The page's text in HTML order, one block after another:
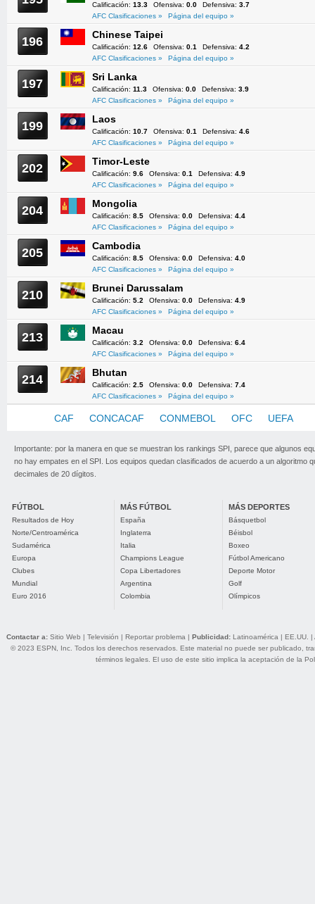
Calificación: 13.3 Ofensiva: 0.0 Defensiva: 3.7
AFC Clasificaciones »
Página del equipo »
196 Chinese Taipei
Calificación: 12.6 Ofensiva: 0.1 Defensiva: 4.2
AFC Clasificaciones »
Página del equipo »
197 Sri Lanka
Calificación: 11.3 Ofensiva: 0.0 Defensiva: 3.9
AFC Clasificaciones »
Página del equipo »
199 Laos
Calificación: 10.7 Ofensiva: 0.1 Defensiva: 4.6
AFC Clasificaciones »
Página del equipo »
202 Timor-Leste
Calificación: 9.6 Ofensiva: 0.1 Defensiva: 4.9
AFC Clasificaciones »
Página del equipo »
204 Mongolia
Calificación: 8.5 Ofensiva: 0.0 Defensiva: 4.4
AFC Clasificaciones »
Página del equipo »
205 Cambodia
Calificación: 8.5 Ofensiva: 0.0 Defensiva: 4.0
AFC Clasificaciones »
Página del equipo »
210 Brunei Darussalam
Calificación: 5.2 Ofensiva: 0.0 Defensiva: 4.9
AFC Clasificaciones »
Página del equipo »
213 Macau
Calificación: 3.2 Ofensiva: 0.0 Defensiva: 6.4
AFC Clasificaciones »
Página del equipo »
214 Bhutan
Calificación: 2.5 Ofensiva: 0.0 Defensiva: 7.4
AFC Clasificaciones »
Página del equipo »
CAF CONCACAF CONMEBOL OFC UEFA
Importante: por la manera en que se muestran los rankings SPI, parece que algunos
no hay empates en el SPI. Los equipos quedan clasificados de acuerdo a un algoritmo
decimales de 20 dígitos.
FÚTBOL
Resultados de Hoy
Norte/Centroamérica
Sudamérica
Europa
Clubes
Mundial
Euro 2016
MÁS FÚTBOL
España
Inglaterra
Italia
Champions League
Copa Libertadores
Argentina
Colombia
MÁS DEPORTES
Básquetbol
Béisbol
Boxeo
Fútbol Americano
Deporte Motor
Golf
Olímpicos
Contactar a: Sitio Web | Televisión | Reportar problema | Publicidad: Latinoamérica | EE.UU. |
© 2023 ESPN, Inc. Todos los derechos reservados. Este material no puede ser publicado,
términos legales. El uso de este sitio implica la aceptación de la